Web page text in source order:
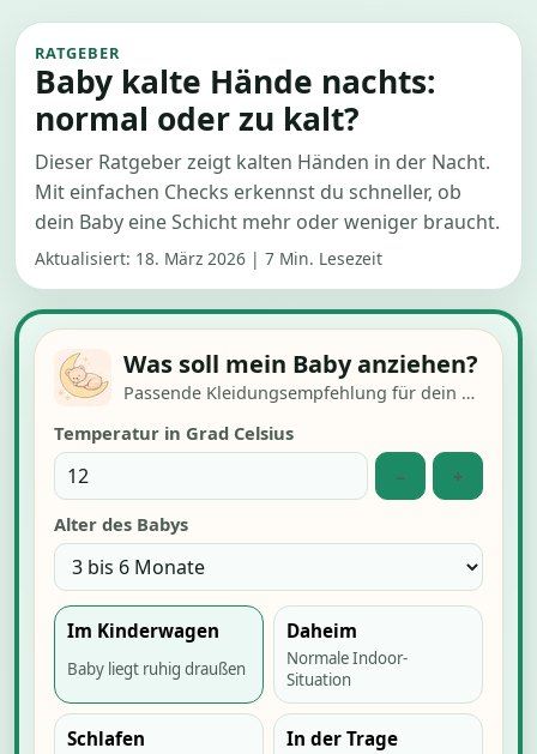
RATGEBER
Baby kalte Hände nachts:
normal oder zu kalt?
Dieser Ratgeber zeigt kalten Händen in der Nacht.
Mit einfachen Checks erkennst du schneller, ob
dein Baby eine Schicht mehr oder weniger braucht.
Aktualisiert: 18. März 2026 | 7 Min. Lesezeit
Was soll mein Baby anziehen?
Passende Kleidungsempfehlung für dein Baby
Temperatur in Grad Celsius
−
+
Alter des Babys
Im Kinderwagen
Baby liegt ruhig draußen
Daheim
Normale Indoor-
Situation
Schlafen In der Trage